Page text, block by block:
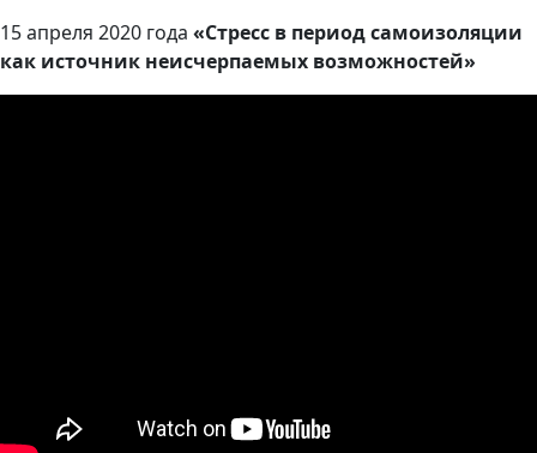
15 апреля 2020 года «Стресс в период самоизоляции
как источник неисчерпаемых возможностей»